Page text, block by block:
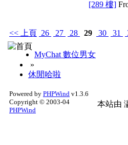
[289 樓]
<< 上頁 26 27 28 29 30 31
MyChat 數位男女
»
休閒哈啦
Powered by PHPWind v1.3.6
Copyright © 2003-04
PHPWind
本站由